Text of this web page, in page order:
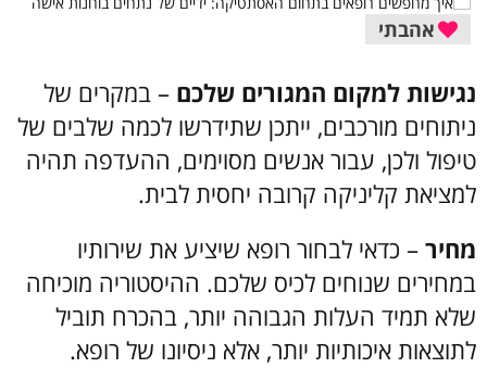
אהבתי
נגישות למקום המגורים שלכם – במקרים של
ניתוחים מורכבים, ייתכן שתידרשו לכמה שלבים של
טיפול ולכן, עבור אנשים מסוימים, ההעדפה תהיה
למציאת קליניקה קרובה יחסית לבית.
מחיר– כדאי לבחור רופא שיציע את שירותיו
במחירים שנוחים לכיס שלכם. ההיסטוריה מוכיחה
שלא תמיד העלות הגבוהה יותר, בהכרח תוביל
לתוצאות איכותיות יותר, אלא ניסיונו של רופא.